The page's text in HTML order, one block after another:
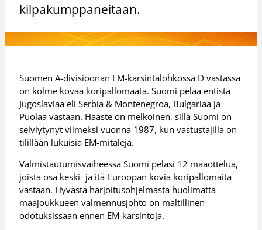
kilpakumppaneitaan.
Suomen A-divisioonan EM-karsintalohkossa D vastassa
on kolme kovaa koripallomaata. Suomi pelaa entistä
Jugoslaviaa eli Serbia & Montenegroa, Bulgariaa ja
Puolaa vastaan. Haaste on melkoinen, sillä Suomi on
selviytynyt viimeksi vuonna 1987, kun vastustajilla on
tilillään lukuisia EM-mitaleja.
Valmistautumisvaiheessa Suomi pelasi 12 maaottelua,
joista osa keski- ja itä-Euroopan kovia koripallomaita
vastaan. Hyvästä harjoitusohjelmasta huolimatta
maajoukkueen valmennusjohto on maltillinen
odotuksissaan ennen EM-karsintoja.